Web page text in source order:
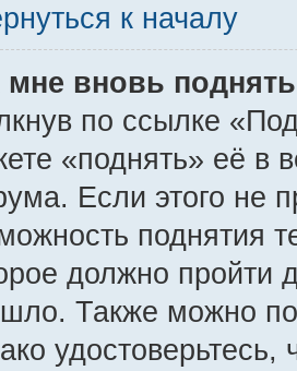
к началу
мне вновь
по ссылке
«поднять» её в
Если этого не
поднятия
должно пройти
Также можно